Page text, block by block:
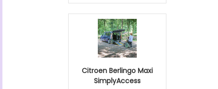
Citroen Berlingo Maxi
SimplyAccess